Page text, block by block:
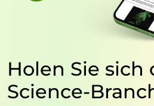
Holen Sie sich
Science-